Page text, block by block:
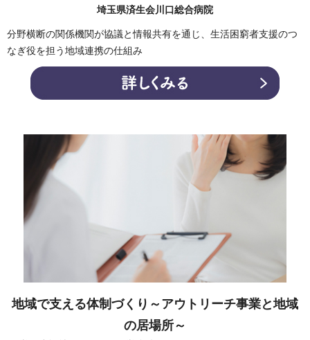
埼玉県済生会川口総合病院
分野横断の関係機関が協議と情報共有を通じ、生活困窮者支援のつ
なぎ役を担う地域連携の仕組み
地域で支える体制づくり～アウトリーチ事業と地域
の居場所～